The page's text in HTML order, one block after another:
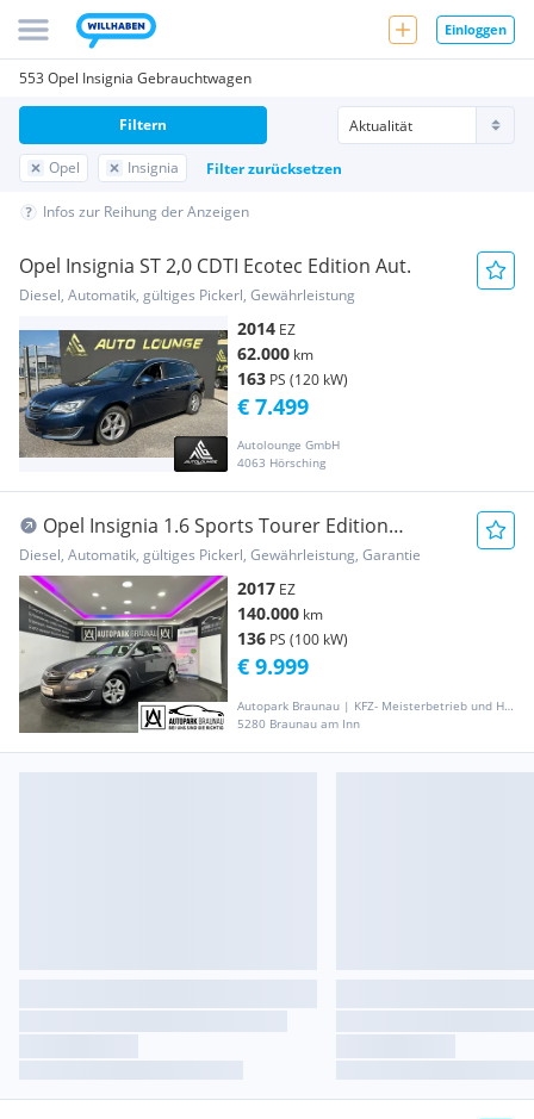
Einloggen
553 Opel Insignia Gebrauchtwagen
Opel Insignia Filter zurücksetzen
Filtern
Infos zur Reihung der Anzeigen
Opel Insignia ST 2,0 CDTI Ecotec Edition Aut.
Diesel, Automatik, gültiges Pickerl, Gewährleistung
2014 EZ
62.000 km
163 PS (120 kW)
Autolounge GmbH
4063 Hörsching
€ 7.499
Opel Insignia 1.6 Sports Tourer Edition
Automatik *N...
Diesel, Automatik, gültiges Pickerl, Gewährleistung, Garantie
2017 EZ
140.000 km
136 PS (100 kW)
Autopark Braunau | KFZ- Meisterbetrieb und Handel
5280 Braunau am Inn
€ 9.999